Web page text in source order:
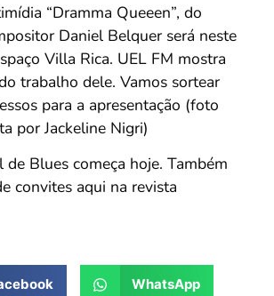
“Dramma Queeen”, do
Daniel Belquer será neste
Villa Rica. UEL FM mostra
trabalho dele. Vamos sortear
para a apresentação (foto
por Jackeline Nigri)
de Blues começa hoje. Também
convites aqui na revista
WhatsApp